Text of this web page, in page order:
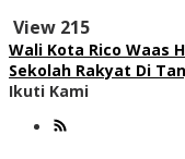
View 215
Wali Kota Rico Waas
Sekolah Rakyat Di
Ikuti Kami